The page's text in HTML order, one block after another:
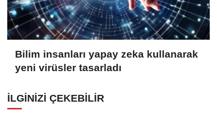
Bilim insanları yapay zeka kullanarak
yeni virüsler tasarladı
İLGINIZI ÇEKEBILIR